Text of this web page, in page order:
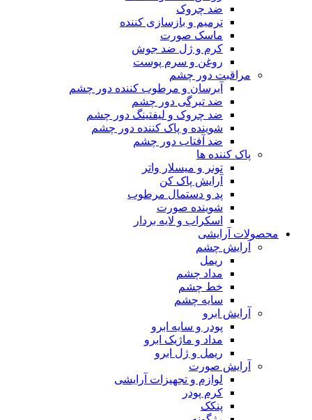
ضد چروک
ترمیم و بازسازی کننده
ماسک صورت
کرم و ژل ضد جوش
روغن و سرم پوست
مراقبت دور چشم
آبرسان و مرطوب کننده دور چشم
ضد تیرگی دور چشم
ضد چروک و لیفتینگ دور چشم
شوینده و پاک کننده دور چشم
ضد آفتاب دور چشم
پاک کننده ها
تونر و میسلار واتر
آرایش پاک کن
پد و دستمال مرطوب
شوینده صورت
اسکراب و لایه بردار
محصولات آرایشی
آرایش چشم
ریمل
مداد چشم
خط چشم
سایه چشم
آرایش ابرو
پودر و سایه ابرو
مداد و ماژیک ابرو
ریمل و ژل ابرو
آرایش صورت
لوازم و تجهیزات آرایشی
کرم پودر
پنکک